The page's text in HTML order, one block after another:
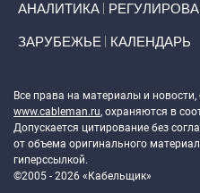
АНАЛИТИКА
ЗАРУБЕЖЬЕ КАЛЕНДАРЬ
Все права на материалы и
www.cableman.ru, охраняются в
Допускается цитирование без
от объема оригинального
гиперссылкой.
©2005 - 2026 «Кабельщик»